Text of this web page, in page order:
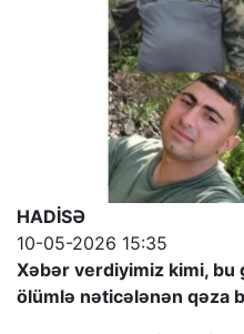
HADİSƏ
10-05-2026 15:35
Xəbər verdiyimiz kimi, bu
ölümlə nəticələnən qəza